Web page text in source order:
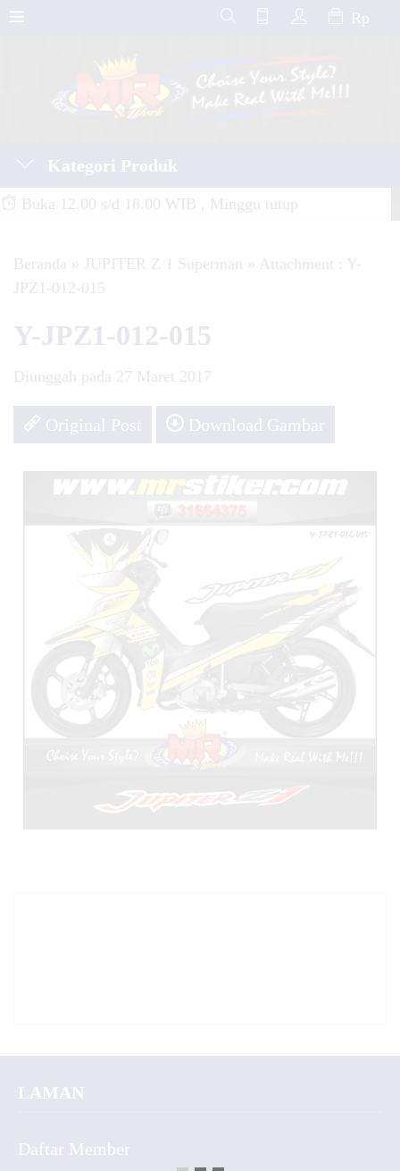
Rp
Kategori Produk
Buka 12.00 s/d 18.00 WIB , Minggu tutup
Beranda » JUPITER Z 1 Superman » Attachment : Y-
JPZ1-012-015
Y-JPZ1-012-015
Diunggah pada 27 Maret 2017
Original Post Download Gambar
LAMAN
Daftar Member